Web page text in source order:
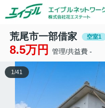
荒尾市一部借家 空室1
8.5万円 管理/共益費 -
1/41